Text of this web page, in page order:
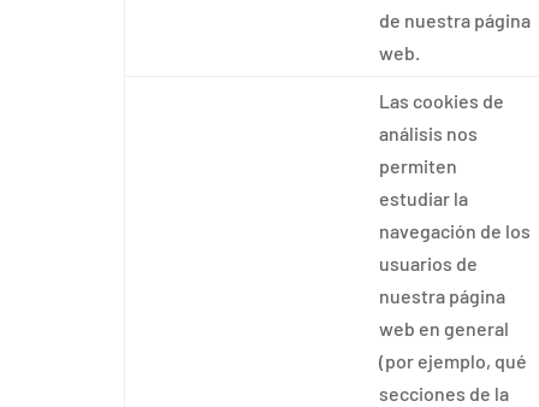
de nuestra página
web.
Las cookies de
análisis nos
permiten
estudiar la
navegación de los
usuarios de
nuestra página
web en general
(por ejemplo, qué
secciones de la